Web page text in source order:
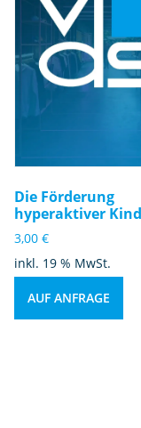
Die Förderung
hyperaktiver
3,00 €
inkl. 19 % MwSt.
AUF ANFRAGE